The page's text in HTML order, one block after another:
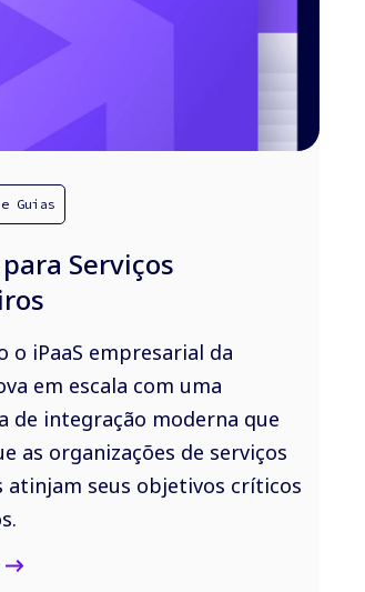
Guias
Serviços
o iPaaS empresarial da
em escala com uma
de integração moderna que
as organizações de serviços
atinjam seus objetivos críticos